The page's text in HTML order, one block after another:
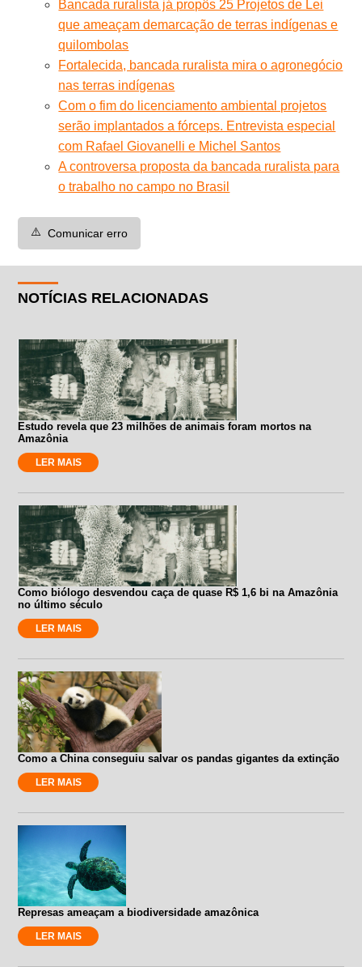
Bancada ruralista já propôs 25 Projetos de Lei
que ameaçam demarcação de terras indígenas e
quilombolas
Fortalecida, bancada ruralista mira o agronegócio
nas terras indígenas
Com o fim do licenciamento ambiental projetos
serão implantados a fórceps. Entrevista especial
com Rafael Giovanelli e Michel Santos
A controversa proposta da bancada ruralista para
o trabalho no campo no Brasil
⚠️ Comunicar erro
NOTÍCIAS RELACIONADAS
Estudo revela que 23 milhões de animais foram mortos na
Amazônia
LER MAIS
Como biólogo desvendou caça de quase R$ 1,6 bi na Amazônia
no último século
LER MAIS
Como a China conseguiu salvar os pandas gigantes da extinção
LER MAIS
Represas ameaçam a biodiversidade amazônica
LER MAIS